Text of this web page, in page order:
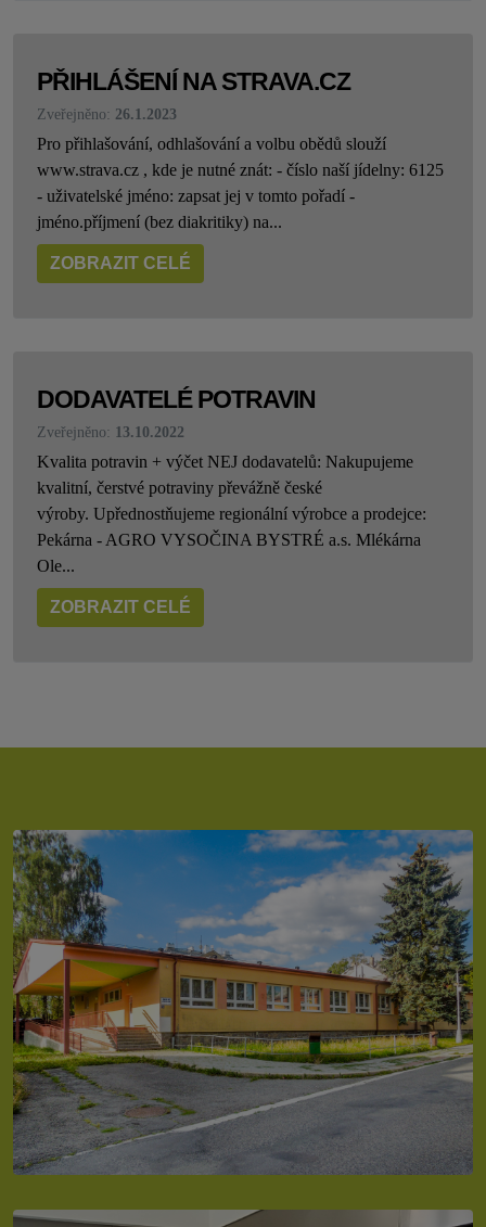
PŘIHLÁŠENÍ NA STRAVA.CZ
Zveřejněno: 26.1.2023
Pro přihlašování, odhlašování a volbu obědů slouží
www.strava.cz , kde je nutné znát: - číslo naší jídelny: 6125
- uživatelské jméno: zapsat jej v tomto pořadí -
jméno.příjmení (bez diakritiky) na...
ZOBRAZIT CELÉ
DODAVATELÉ POTRAVIN
Zveřejněno: 13.10.2022
Kvalita potravin + výčet NEJ dodavatelů: Nakupujeme
kvalitní, čerstvé potraviny převážně české
výroby. Upřednostňujeme regionální výrobce a prodejce:
Pekárna - AGRO VYSOČINA BYSTRÉ a.s. Mlékárna
Ole...
ZOBRAZIT CELÉ